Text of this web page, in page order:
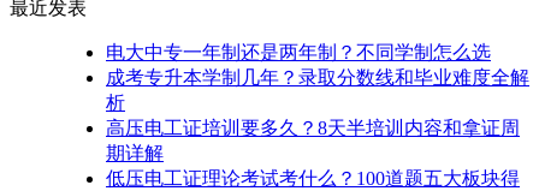
最近发表
电大中专一年制还是两年制？不同学制怎么选
成考专升本学制几年？录取分数线和毕业难度全解
析
高压电工证培训要多久？8天半培训内容和拿证周
期详解
低压电工证理论考试考什么？100道题五大板块得